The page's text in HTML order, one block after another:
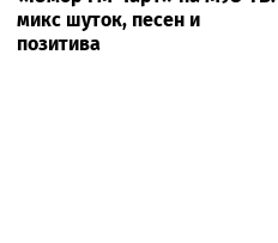
микс шуток, песен и
позитива